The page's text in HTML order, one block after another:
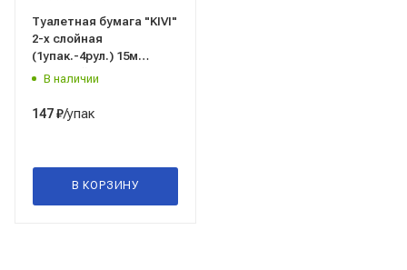
Туалетная бумага "KIVI"
2-х слойная
(1упак.-4рул.) 15м
цв.белый
В наличии
147₽/упак
В КОРЗИНУ